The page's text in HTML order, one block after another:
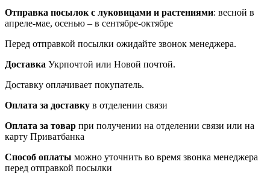
Отправка посылок с луковицами и растениями: весной в
апреле-мае, осенью – в сентябре-октябре
Перед отправкой посылки ожидайте звонок менеджера.
Доставка Укрпочтой или Новой почтой.
Доставку оплачивает покупатель.
Оплата за доставку в отделении связи
Оплата за товар при получении на отделении связи или на
карту Приватбанка
Способ оплаты можно уточнить во время звонка менеджера
перед отправкой посылки